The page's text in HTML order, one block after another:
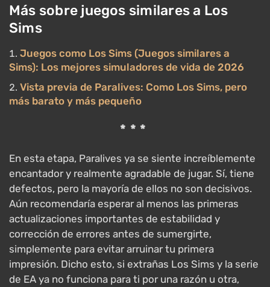
Más sobre juegos similares a Los
Sims
Juegos como Los Sims (Juegos similares a
Sims): Los mejores simuladores de vida de 2026
Vista previa de Paralives: Como Los Sims, pero
más barato y más pequeño
***
En esta etapa, Paralives ya se siente increíblemente
encantador y realmente agradable de jugar. Sí, tiene
defectos, pero la mayoría de ellos no son decisivos.
Aún recomendaría esperar al menos las primeras
actualizaciones importantes de estabilidad y
corrección de errores antes de sumergirte,
simplemente para evitar arruinar tu primera
impresión. Dicho esto, si extrañas Los Sims y la serie
de EA ya no funciona para ti por una razón u otra,